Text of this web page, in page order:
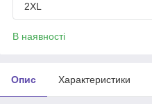
2XL
В наявності
Опис Характеристики